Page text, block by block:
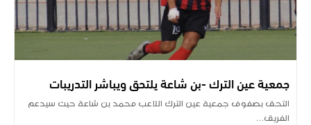
جمعية عين الترك -بن شاعة يلتحق ويباشر التدريبات
التحق بصفوف جمعية عين الترك اللاعب محمد بن شاعة حيث سيدعم
الفريق…